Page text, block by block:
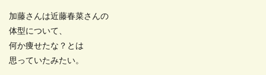
加藤さんは近藤春菜さんの
体型について、
何か痩せたな？とは
思っていたみたい。